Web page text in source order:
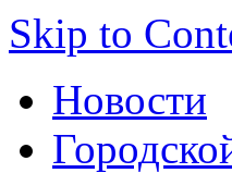
Skip to
Новости